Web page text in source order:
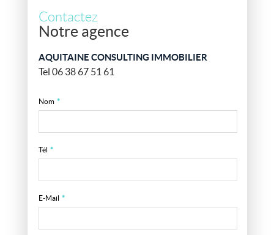
Contactez
Notre agence
AQUITAINE CONSULTING IMMOBILIER
Tel 06 38 67 51 61
Nom *
Tél *
E-Mail *